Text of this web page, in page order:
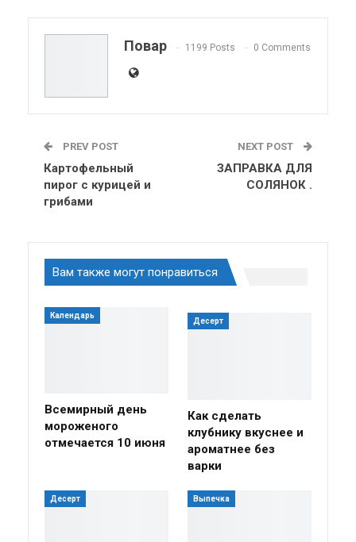
Telegram
Linkedin
Повар 1199 Posts 0 Comments
PREV POST
Картофельный
пирог с курицей и
грибами
NEXT POST
ЗАПРАВКА ДЛЯ
СОЛЯНОК .
Вам также могут понравиться
Календарь
Всемирный день
мороженого
отмечается 10 июня
Десерт
Как сделать
клубнику вкуснее и
ароматнее без
варки
Десерт Выпечка